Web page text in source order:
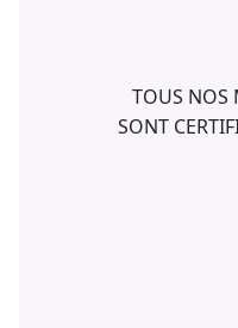
TOUS NOS
SONT